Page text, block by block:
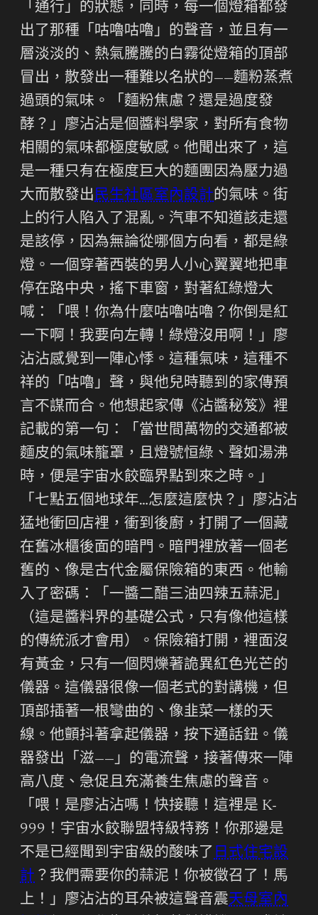
「通行」的狀態，同時，每一個燈箱都發
出了那種「咕嚕咕嚕」的聲音，並且有一
層淡淡的、熱氣騰騰的白霧從燈箱的頂部
冒出，散發出一種難以名狀的——麵粉蒸煮
過頭的氣味。「麵粉焦慮？還是過度發
酵？」廖沾沾是個醬料學家，對所有食物
相關的氣味都極度敏感。他聞出來了，這
是一種只有在極度巨大的麵團因為壓力過
大而散發出民生社區室內設計的氣味。街
上的行人陷入了混亂。汽車不知道該走還
是該停，因為無論從哪個方向看，都是綠
燈。一個穿著西裝的男人小心翼翼地把車
停在路中央，搖下車窗，對著紅綠燈大
喊：「喂！你為什麼咕嚕咕嚕？你倒是紅
一下啊！我要向左轉！綠燈沒用啊！」廖
沾沾感覺到一陣心悸。這種氣味，這種不
祥的「咕嚕」聲，與他兒時聽到的家傳預
言不謀而合。他想起家傳《沾醬秘笈》裡
記載的第一句：「當世間萬物的交通都被
麵皮的氣味籠罩，且燈號恒綠、聲如湯沸
時，便是宇宙水餃臨界點到來之時。」
「七點五個地球年…怎麼這麼快？」廖沾沾
猛地衝回店裡，衝到後廚，打開了一個藏
在舊冰櫃後面的暗門。暗門裡放著一個老
舊的、像是古代金屬保險箱的東西。他輸
入了密碼：「一醬二醋三油四辣五蒜泥」
（這是醬料界的基礎公式，只有像他這樣
的傳統派才會用）。保險箱打開，裡面沒
有黃金，只有一個閃爍著詭異紅色光芒的
儀器。這儀器很像一個老式的對講機，但
頂部插著一根彎曲的、像韭菜一樣的天
線。他顫抖著拿起儀器，按下通話鈕。儀
器發出「滋——」的電流聲，接著傳來一陣
高八度、急促且充滿養生焦慮的聲音。
「喂！是廖沾沾嗎！快接聽！這裡是 K-
999！宇宙水餃聯盟特級特務！你那邊是
不是已經聞到宇宙級的酸味了 日式住宅設
計 ？我們需要你的蒜泥！你被徵召了！馬
上！」廖沾沾的耳朵被這聲音震天母室內